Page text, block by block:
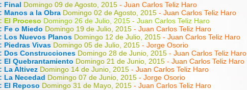
Final Domingo 09 de Agosto, 2015 - Juan Carlos Teliz Haro
Manos a la Obra Domingo 02 de Agosto, 2015 - Juan Carlos Teliz Haro
El Proceso Domingo 26 de Julio, 2015 - Juan Carlos Teliz Haro
Fe o Miedo Domingo 19 de Julio, 2015 - Juan Carlos Teliz Haro
Los Nuevos Planos Domingo 12 de Julio, 2015 - Juan Carlos Teliz Haro
Piedras Vivas Domingo 05 de Julio, 2015 - Jorge Osorio
Dos Construcciones Domingo 28 de Junio, 2015 - Juan Carlos Teliz Haro
El Quebrantamiento Domingo 21 de Junio, 2015 - Juan Carlos Teliz Haro
La Altivez Domingo 14 de Junio, 2015 - Juan Carlos Teliz Haro
La Necedad Domingo 07 de Junio, 2015 - Jorge Osorio
El Reposo Domingo 31 de Mayo, 2015 - Juan Carlos Teliz Haro